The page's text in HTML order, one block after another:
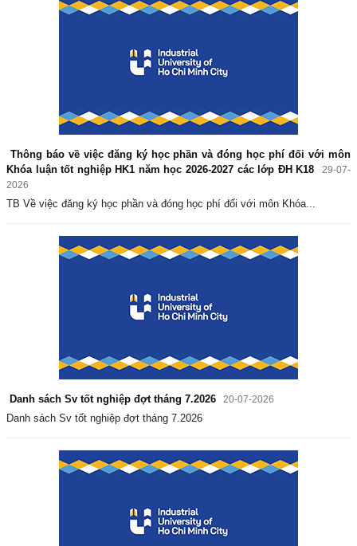
Thông báo về việc đăng ký học phần và đóng học phí đối với môn
Khóa luận tốt nghiệp HK1 năm học 2026-2027 các lớp ĐH K18
29-07-
2026
TB Về việc đăng ký học phần và đóng học phí đối với môn Khóa...
Danh sách Sv tốt nghiệp đợt tháng 7.2026 20-07-2026
Danh sách Sv tốt nghiệp đợt tháng 7.2026